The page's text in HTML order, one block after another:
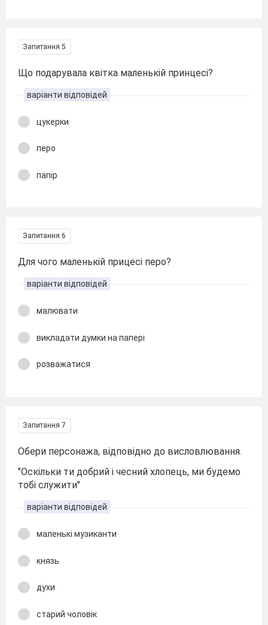
Запитання 5
Що подарувала квітка маленькій принцесі?
варіанти відповідей
цукерки
перо
папір
Запитання 6
Для чого маленькій прицесі перо?
варіанти відповідей
малювати
викладати думки на папері
розважатися
Запитання 7
Обери персонажа, відповідно до висловлювання.
"Оскільки ти добрий і чесний хлопець, ми будемо
тобі служити"
варіанти відповідей
маленькі музиканти
князь
духи
старий чоловік